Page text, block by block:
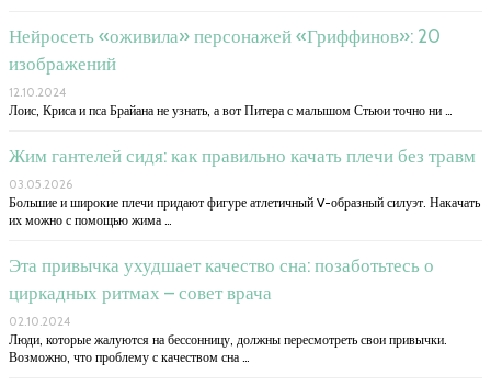
Нейросеть «оживила» персонажей «Гриффинов»: 20
изображений
12.10.2024
Лоис, Криса и пса Брайана не узнать, а вот Питера с малышом Стьюи точно ни …
Жим гантелей сидя: как правильно качать плечи без травм
03.05.2026
Большие и широкие плечи придают фигуре атлетичный V-образный силуэт. Накачать
их можно с помощью жима …
Эта привычка ухудшает качество сна: позаботьтесь о
циркадных ритмах – совет врача
02.10.2024
Люди, которые жалуются на бессонницу, должны пересмотреть свои привычки.
Возможно, что проблему с качеством сна …